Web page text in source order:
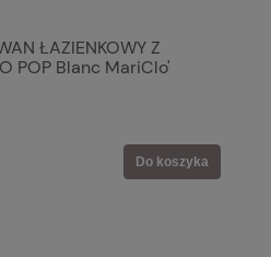
ŁAZIENKOWY Z
POP Blanc MariClo'
Do koszyka